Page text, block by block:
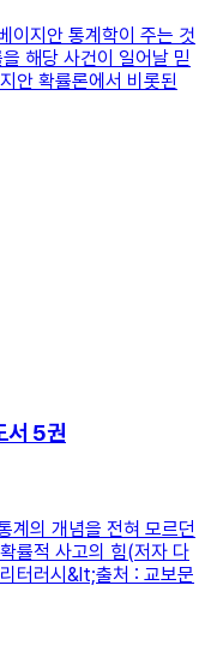
이지안 통계학이 주는 것
해당 사건이 일어날 믿
확률론에서 비롯된
서 5권
계의 개념을 전혀 모르던
률적 사고의 힘(저자 다
러시&lt;출처 : 교보문